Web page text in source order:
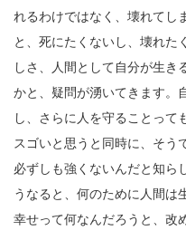
れるわけではなく、壊れてし
と、死にたくないし、壊れた
しさ、人間として自分が生き
かと、疑問が湧いてきます。
し、さらに人を守ることって
スゴいと思うと同時に、そう
必ずしも強くないんだと知ら
うなると、何のために人間は
幸せって何なんだろうと、改